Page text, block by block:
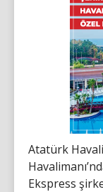
Atatürk
Ekspress